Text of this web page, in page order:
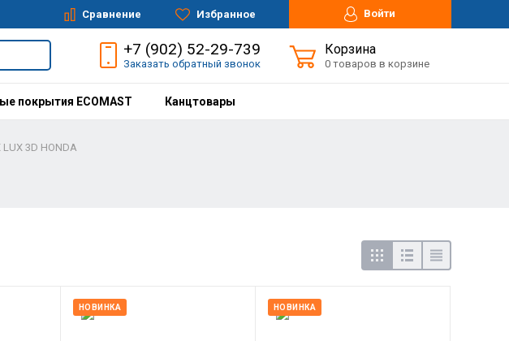
Сравнение Избранное Войти
+7 (902) 52-29-739
Заказать обратный звонок
Корзина
0 товаров в корзине
покрытия ECOMAST Канцтовары
3D HONDA
НОВИНКА НОВИНКА